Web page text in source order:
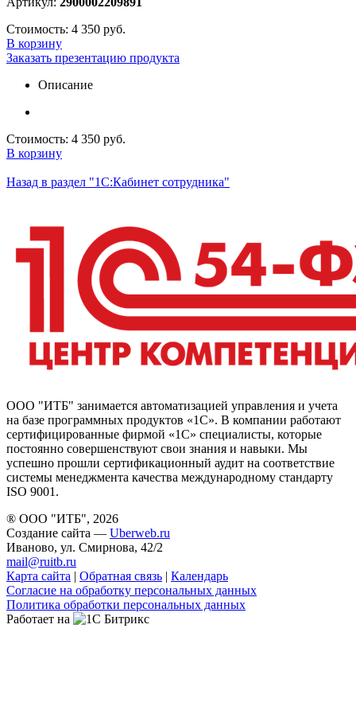
Стоимость: 4 350 руб.
В корзину
Заказать презентацию продукта
Описание
Стоимость: 4 350 руб.
В корзину
Назад в раздел "1С:Кабинет сотрудника"
ООО "ИТБ" занимается автоматизацией управления и учета
на базе программных продуктов «1С». В компании работают
сертифицированные фирмой «1С» специалисты, которые
постоянно совершенствуют свои знания и навыки. Мы
успешно прошли сертификационный аудит на соответствие
системы менеджмента качества международному стандарту
ISO 9001.
® ООО "ИТБ", 2026
Создание сайта — Uberweb.ru
Иваново, ул. Смирнова, 42/2
mail@ruitb.ru
Карта сайта | Обратная связь | Календарь
Согласие на обработку персональных данных
Политика обработки персональных данных
Работает на